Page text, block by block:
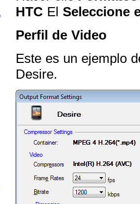
HTC El Seleccione
Perfil de Video
Este es un ejemplo
Desire.